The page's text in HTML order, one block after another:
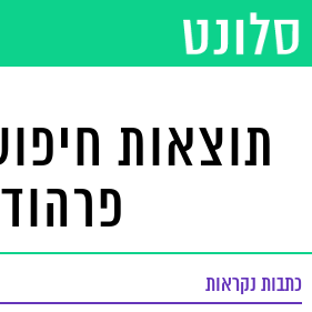
תוצאות
פרהוד
כתבות נקראות